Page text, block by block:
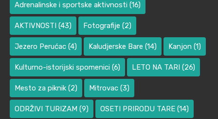
Adrenalinske i sportske aktivnosti (16)
AKTIVNOSTI (43) Fotografije (2)
Jezero Perućac (4) Kaludjerske Bare (14) Kanjon (1)
Kulturno-istorijski spomenici (6) LETO NA TARI (26)
Mesto za piknik (2) Mitrovac (3)
ODRŽIVI TURIZAM (9) OSETI PRIRODU TARE (14)